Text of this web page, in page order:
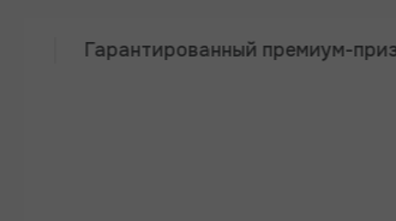
Гарантированный премиум-приз